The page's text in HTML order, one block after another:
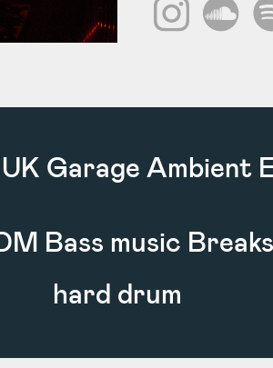
Garage Ambient
Bass music
hard drum